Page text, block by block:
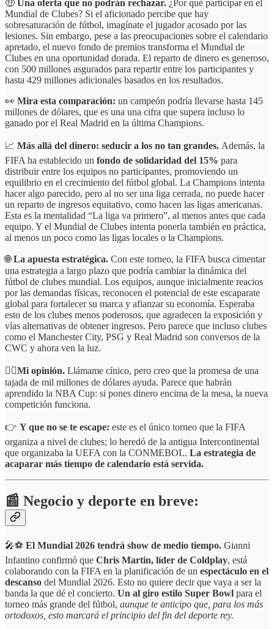
🤑 Una oferta que no podrán rechazar. ¿Por qué participar en el
Mundial de Clubes? Si el aficionado percibe que hay
sobresaturación de fútbol, imagínate el jugador acosado por las
lesiones. Sin embargo, pese a las preocupaciones sobre el calendario
apretado, el nuevo fondo de premios transforma el Mundial de
Clubes en una oportunidad dorada. El reparto de dinero es generoso,
con 500 millones asgurados para repartir entre los participantes y
hasta 429 millones adicionales basados en los resultados.
👀 Mira esta comparación: un campeón podría llevarse hasta 145
millones de dólares, que es una una cifra que supera incluso lo
ganado por el Real Madrid en la última Champions.
📈 Más allá del dinero: seducir a los no tan grandes. Además, la
FIFA ha establecido un fondo de solidaridad del 15% para
distribuir entre los equipos no participantes, promoviendo un
equilibrio en el crecimiento del fútbol global. La Champions intenta
hacer algo parecido, pero al no ser una liga cerrada, no puede hacer
un reparto de ingresos equitativo, como hacen las ligas americanas.
Esta es la mentalidad “La liga va primero”, al menos antes que cada
equipo. Y el Mundial de Clubes intenta ponerla también en práctica,
al menos un poco como las ligas locales o la Champions.
🌐La apuesta estratégica. Con este torneo, la FIFA busca cimentar
una estrategia a largo plazo que podría cambiar la dinámica del
fútbol de clubes mundial. Los equipos, aunque inicialmente reacios
por las demandas físicas, reconocen el potencial de este escaparate
global para fortalecer su marca y afianzar su economía. Esperaba
esto de los clubes menos poderosos, que agradecen la exposición y
vías alternativas de obtener ingresos. Pero parece que incluso clubes
como el Manchester City, PSG y Real Madrid son conversos de la
CWC y ahora ven la luz.
☝🏻Mi opinión. Llámame cínico, pero creo que la promesa de una
tajada de mil millones de dólares ayuda. Parece que habrán
aprendido la NBA Cup: si pones dinero encima de la mesa, la nueva
competición funciona.
👉 Y que no se te escape: este es el único torneo que la FIFA
organiza a nivel de clubes; lo heredó de la antigua Intercontinental
que organizaba la UEFA con la CONMEBOL. La estrategia de
acaparar más tiempo de calendario está servida.
📰 Negocio y deporte en breve:
🎤⚽ El Mundial 2026 tendrá show de medio tiempo. Gianni
Infantino confirmó que Chris Martin, líder de Coldplay, está
colaborando con la FIFA en la planificación de un espectáculo en el
descanso del Mundial 2026. Esto no quiere decir que vaya a ser la
banda la que dé el concierto. Un al giro estilo Super Bowl para el
torneo más grande del fútbol, aunque te anticipo que, para los más
ortodoxos, esto marcará el principio del fin del deporte rey.